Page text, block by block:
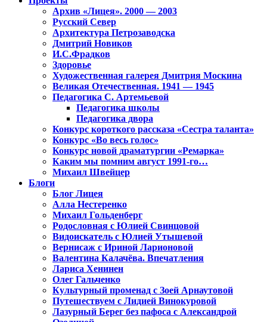
Архив «Лицея». 2000 — 2003
Русский Север
Архитектура Петрозаводска
Дмитрий Новиков
И.С.Фрадков
Здоровье
Художественная галерея Дмитрия Москина
Великая Отечественная. 1941 — 1945
Педагогика С. Артемьевой
Педагогика школы
Педагогика двора
Конкурс короткого рассказа «Сестра таланта»
Конкурс «Во весь голос»
Конкурс новой драматургии «Ремарка»
Каким мы помним август 1991-го…
Михаил Швейцер
Блоги
Блог Лицея
Алла Нестеренко
Михаил Гольденберг
Родословная с Юлией Свинцовой
Видоискатель с Юлией Утышевой
Вернисаж с Ириной Ларионовой
Валентина Калачёва. Впечатления
Лариса Хенинен
Олег Гальченко
Культурный променад с Зоей Арнаутовой
Путешествуем с Лидией Винокуровой
Лазурный Берег без пафоса с Александрой